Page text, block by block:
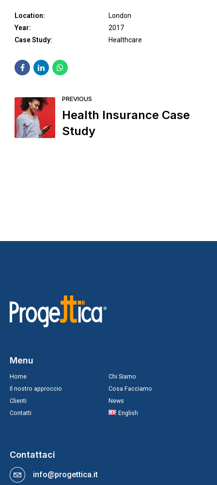
Location:
London
Year:
2017
Case Study:
Healthcare
PREVIOUS
Health Insurance Case
Study
Menu
Home
Chi Siamo
Il nostro approccio
Cosa Facciamo
Clienti
News
Contatti
English
Contattaci
info@progettica.it